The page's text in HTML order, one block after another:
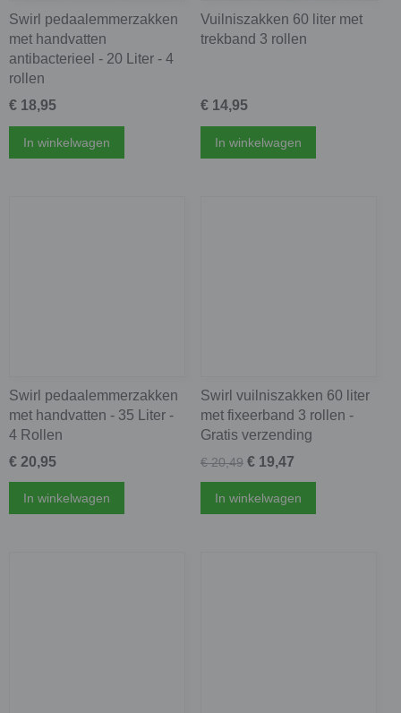
Swirl pedaalemmerzakken
met handvatten
antibacterieel - 20 Liter - 4
rollen
€ 18,95
In winkelwagen
Vuilniszakken 60 liter met
trekband 3 rollen
€ 14,95
In winkelwagen
Swirl pedaalemmerzakken
met handvatten - 35 Liter -
4 Rollen
€ 20,95
In winkelwagen
Swirl vuilniszakken 60 liter
met fixeerband 3 rollen -
Gratis verzending
€ 20,49 € 19,47
In winkelwagen